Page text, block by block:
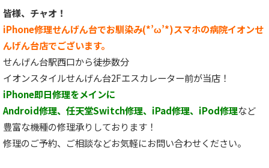
皆様、チャオ！
iPhone修理せんげん台でお馴染み(*’ω’*)スマホの病院イオンせ
んげん台店でございます。
せんげん台駅西口から徒歩数分
イオンスタイルせんげん台2Fエスカレーター前が当店！
iPhone即日修理をメインに
Android修理、任天堂Switch修理、iPad修理、iPod修理など
豊富な機種の修理承りしております！
修理のご予約、ご相談などお気軽にお問い合わせください。